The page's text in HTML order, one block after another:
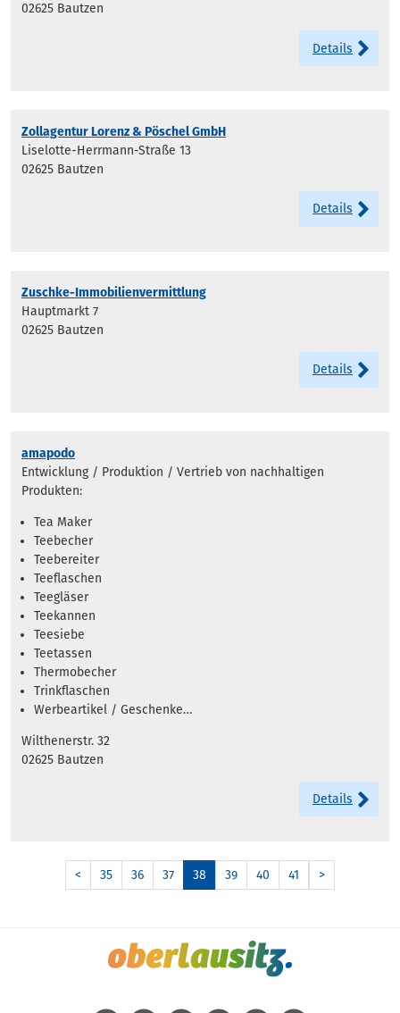
02625 Bautzen
Details
Zollagentur Lorenz & Pöschel GmbH
Liselotte-Herrmann-Straße 13
02625 Bautzen
Details
Zuschke-Immobilienvermittlung
Hauptmarkt 7
02625 Bautzen
Details
amapodo
Entwicklung / Produktion / Vertrieb von nachhaltigen
Produkten:
Tea Maker
Teebecher
Teebereiter
Teeflaschen
Teegläser
Teekannen
Teesiebe
Teetassen
Thermobecher
Trinkflaschen
Werbeartikel / Geschenke…
Wilthenerstr. 32
02625 Bautzen
Details
< 35 36 37 38 39 40 41 >